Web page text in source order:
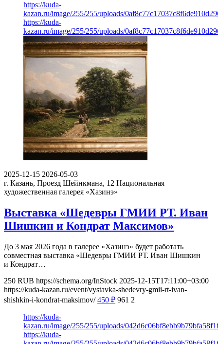
https://kuda-
kazan.ru/image/255/255/uploads/
https://kuda-
kazan.ru/image/255/255/uploads/
2025-12-15 2026-05-03
г. Казань, Проезд Шейнкмана, 12 Национальная
художественная галерея «Хазинэ»
Выставка «Шедевры ГМИИ РТ. Иван
Шишкин и Кондрат Максимов»
До 3 мая 2026 года в галерее «Хазинэ» будет работать
совместная выставка «Шедевры ГМИИ РТ. Иван Шишкин
и Кондрат…
250 RUB https://schema.org/InStock 2025-12-15T17:11:00+03:00
https://kuda-kazan.ru/event/vystavka-shedevry-gmii-rt-ivan-
shishkin-i-kondrat-maksimov/ 450 ₽ 961 2
https://kuda-
kazan.ru/image/255/255/uploads/
https://kuda-